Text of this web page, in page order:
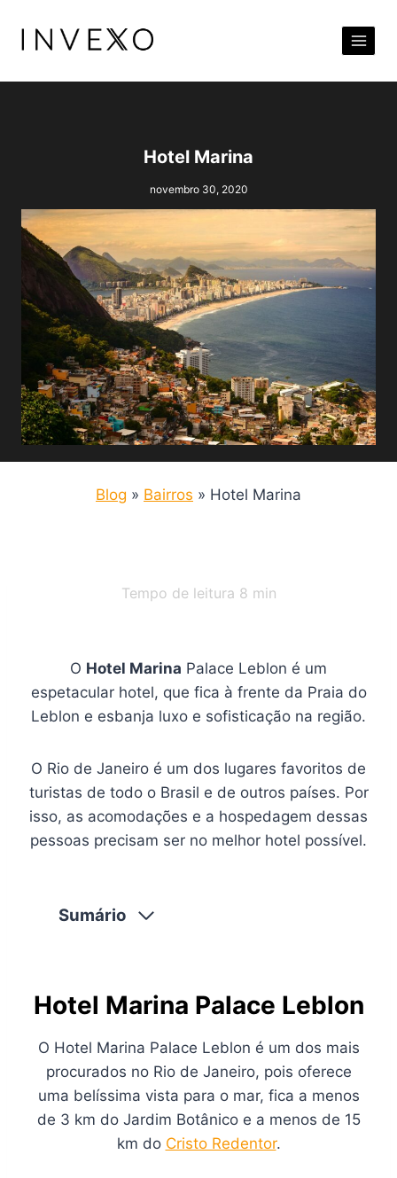
para
Conteúdo
Hotel Marina
novembro 30, 2020
Blog » Bairros » Hotel Marina
Tempo de leitura 8 min
O Hotel Marina Palace Leblon é um
espetacular hotel, que fica à frente da Praia do
Leblon e esbanja luxo e sofisticação na região.
O Rio de Janeiro é um dos lugares favoritos de
turistas de todo o Brasil e de outros países. Por
isso, as acomodações e a hospedagem dessas
pessoas precisam ser no melhor hotel possível.
Sumário
Hotel Marina Palace Leblon
O Hotel Marina Palace Leblon é um dos mais
procurados no Rio de Janeiro, pois oferece
uma belíssima vista para o mar, fica a menos
de 3 km do Jardim Botânico e a menos de 15
km do Cristo Redentor.